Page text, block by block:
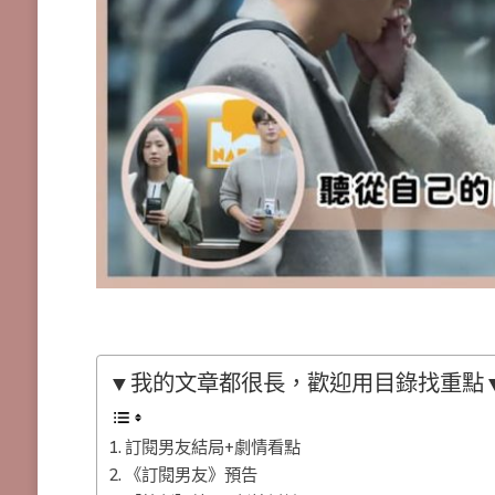
▼我的文章都很長，歡迎用目錄找重
訂閱男友結局+劇情看點
《訂閱男友》預告